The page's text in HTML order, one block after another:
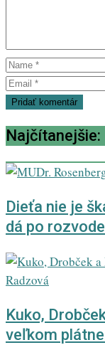
Najčítanejšie:
Dieťa nie je
dá po
Kuko,
veľkom